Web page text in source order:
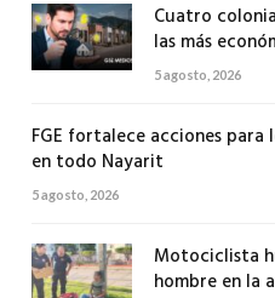
Cuatro
las más
5 agosto, 2026
FGE fortalece acciones para
en todo Nayarit
5 agosto, 2026
Motociclista
hombre en la